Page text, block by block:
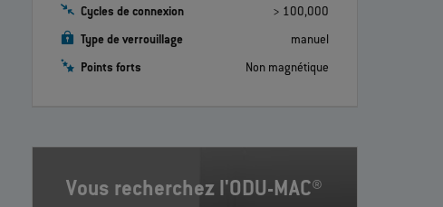
Cycles de connexion > 100,000
Type de verrouillage manuel
Points forts Non magnétique
Vous recherchez l'ODU-MAC®